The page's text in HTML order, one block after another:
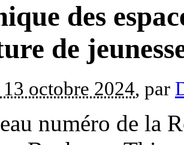
des
de
octobre 2024, par
numéro de la